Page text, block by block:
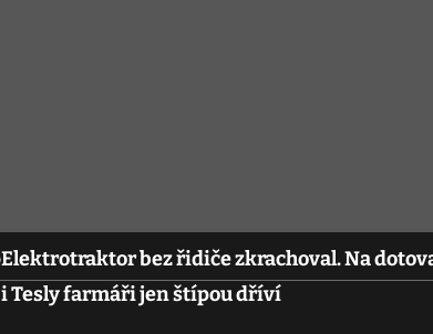
Elektrotraktor bez řidiče zkrachoval. Na
i Tesly farmáři jen štípou dříví